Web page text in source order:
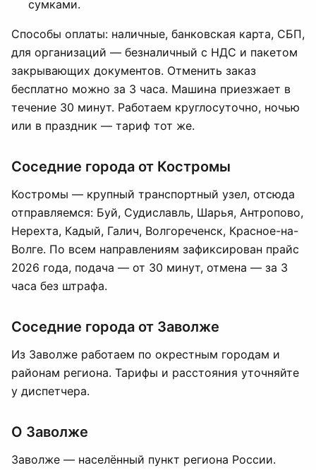
сумками.
Способы оплаты: наличные, банковская карта, СБП,
для организаций — безналичный с НДС и пакетом
закрывающих документов. Отменить заказ
бесплатно можно за 3 часа. Машина приезжает в
течение 30 минут. Работаем круглосуточно, ночью
или в праздник — тариф тот же.
Соседние города от Костромы
Костромы — крупный транспортный узел, отсюда
отправляемся: Буй, Судиславль, Шарья, Антропово,
Нерехта, Кадый, Галич, Волгореченск, Красное-на-
Волге. По всем направлениям зафиксирован прайс
2026 года, подача — от 30 минут, отмена — за 3
часа без штрафа.
Соседние города от Заволже
Из Заволже работаем по окрестным городам и
районам региона. Тарифы и расстояния уточняйте
у диспетчера.
О Заволже
Заволже — населённый пункт региона России.